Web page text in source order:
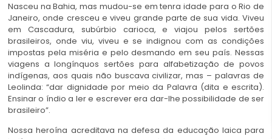
Nasceu na Bahia, mas mudou-se em tenra idade para o Rio de
Janeiro, onde cresceu e viveu grande parte de sua vida. Viveu
em Cascadura, subúrbio carioca, e viajou pelos sertões
brasileiros, onde viu, viveu e se indignou com as condições
impostas pela miséria e pelo desmando em seu país. Nessas
viagens a longínquos sertões para alfabetização de povos
indígenas, aos quais não buscava civilizar, mas – palavras de
Leolinda: “dar dignidade por meio da Palavra (dita e escrita).
Ensinar o índio a ler e escrever era dar-lhe possibilidade de ser
brasileiro”.
Nossa heroína acreditava na defesa da educação laica para